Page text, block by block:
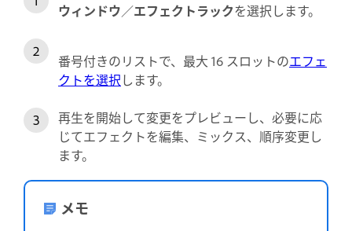
ウィンドウ／エフェクトラックを選択します。
番号付きのリストで、最大 16 スロットのエフェ
クトを選択します。
再生を開始して変更をプレビューし、必要に応
じてエフェクトを編集、ミックス、順序変更し
ます。
メモ